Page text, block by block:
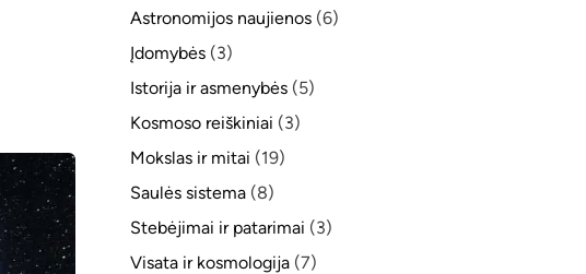
Astronomijos naujienos (6)
Įdomybės (3)
Istorija ir asmenybės (5)
Kosmoso reiškiniai (3)
Mokslas ir mitai (19)
Saulės sistema (8)
Stebėjimai ir patarimai (3)
Visata ir kosmologija (7)